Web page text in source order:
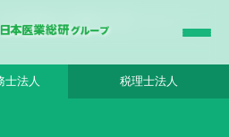
日本医業総研｜医院開業・承継・クリニック
士法人 税理士法人